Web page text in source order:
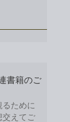
書籍のご
るために
交えてご